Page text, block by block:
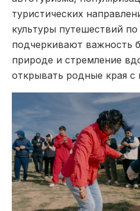
туристических
культуры путешествий
подчеркивают важность
природе и стремление
открывать родные края с